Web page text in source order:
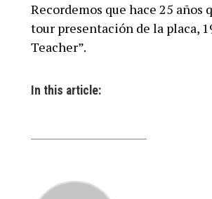
Recordemos que hace 25 años
tour presentación de la placa,
Teacher”.
In this article: